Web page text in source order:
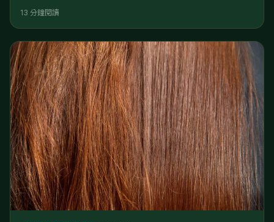
洗完澡，拿出那瓶要價不菲的居家外泌體養髮液，妳是否只是
「吃」進去？ 請注意，妳的頭皮可能處於「吸收不良」的狀
態。 核心解答： 頭皮下方布滿了微血管與筋膜（帽狀腱
膜）。當壓力大導致頭皮緊繃
13 分鐘閱讀